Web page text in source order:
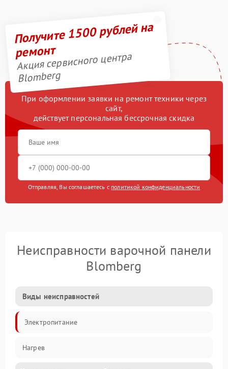
Получите 1500 рублей на
ремонт
Акция сервисного центра
Blomberg
При оформлении заявки на ремонт техники через
сайт,
действует персональная бессрочная скидка
Отправляя, Вы соглашаетесь с политикой конфиденциальности
Неисправности варочной панели
Blomberg
Виды неисправностей
Электропитание
Нагрев